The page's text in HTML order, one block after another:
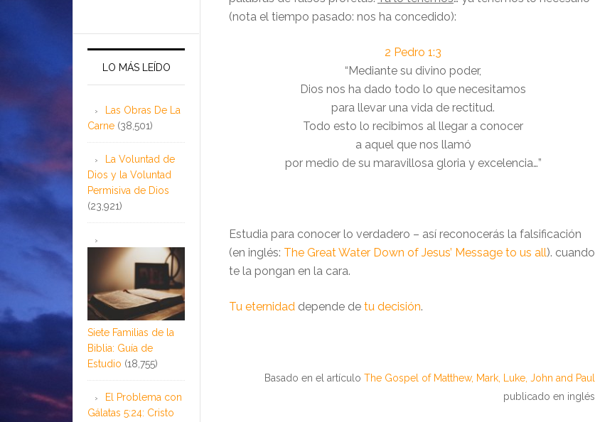
(nota el tiempo pasado: nos ha concedido):
2 Pedro 1:3
“Mediante su divino poder,
Dios nos ha dado todo lo que necesitamos
para llevar una vida de rectitud.
Todo esto lo recibimos al llegar a conocer
a aquel que nos llamó
por medio de su maravillosa gloria y excelencia…”
Estudia para conocer lo verdadero – así reconocerás la falsificación
(en inglés: The Great Water Down of Jesus’ Message to us all). cuando
te la pongan en la cara.
Tu eternidad depende de tu decisión.
Basado en el artículo The Gospel of Matthew, Mark, Luke, John and Paul
publicado en inglés.
LO MÁS LEÍDO
Las Obras De La
Carne (38,501)
La Voluntad de
Dios y la Voluntad
Permisiva de Dios
(23,921)
Siete Familias de la
Biblia: Guía de
Estudio (18,755)
El Problema con
Gálatas 5:24: Cristo